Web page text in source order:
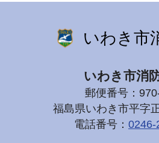
いわき市
いわき市消
郵便番号：
福島県いわき市平字
電話番号： 0246-